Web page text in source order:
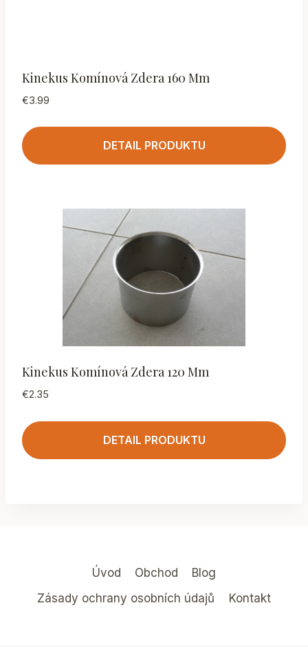
Kinekus Komínová Zdera 160 Mm
€3.99
DETAIL PRODUKTU
Kinekus Komínová Zdera 120 Mm
€2.35
DETAIL PRODUKTU
Úvod Obchod
Blog
Zásady ochrany osobních údajů
Kontakt